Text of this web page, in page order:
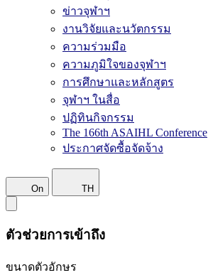
ข่าวจุฬาฯ
งานวิจัยและนวัตกรรม
ความร่วมมือ
ความภูมิใจของจุฬาฯ
การศึกษาและหลักสูตร
จุฬาฯ ในสื่อ
ปฏิทินกิจกรรม
The 166th ASAIHL Conference
ประกาศจัดซื้อจัดจ้าง
On TH
ตัวช่วยการเข้าถึง
ขนาดตัวอักษร